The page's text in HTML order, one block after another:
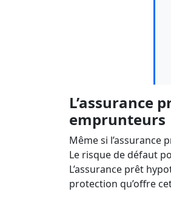
L’assurance
emprunteurs
Même si l’assurance
Le risque de défaut
L’assurance prêt
protection qu’offre